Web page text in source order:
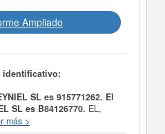
Ampliado
identificativo:
SL es 915771262. El
SL es B84126770. EL,
MENOR DE CALZADOS,
más >